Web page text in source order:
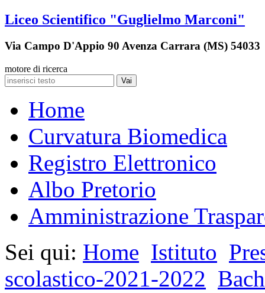
Liceo Scientifico "Guglielmo Marconi"
Via Campo D'Appio 90 Avenza Carrara (MS) 54033
motore di ricerca
Vai
Home
Curvatura Biomedica
Registro Elettronico
Albo Pretorio
Amministrazione
Sei qui: Home Istituto
scolastico-2021-2022